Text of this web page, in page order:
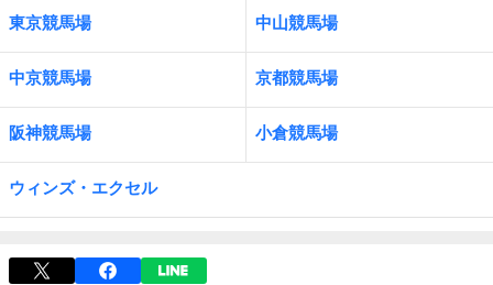
東京競馬場 中山競馬場
中京競馬場 京都競馬場
阪神競馬場 小倉競馬場
ウィンズ・エクセル